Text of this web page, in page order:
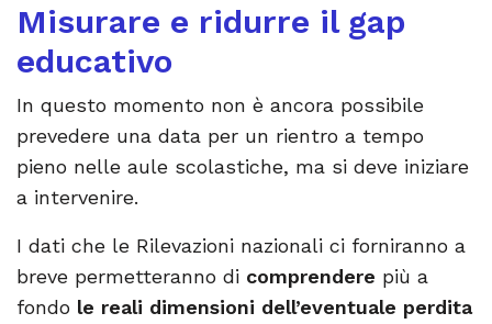
Misurare e ridurre il gap
educativo
In questo momento non è ancora possibile
prevedere una data per un rientro a tempo
pieno nelle aule scolastiche, ma si deve iniziare
a intervenire.
I dati che le Rilevazioni nazionali ci forniranno a
breve permetteranno di comprendere più a
fondo le reali dimensioni dell’eventuale perdita